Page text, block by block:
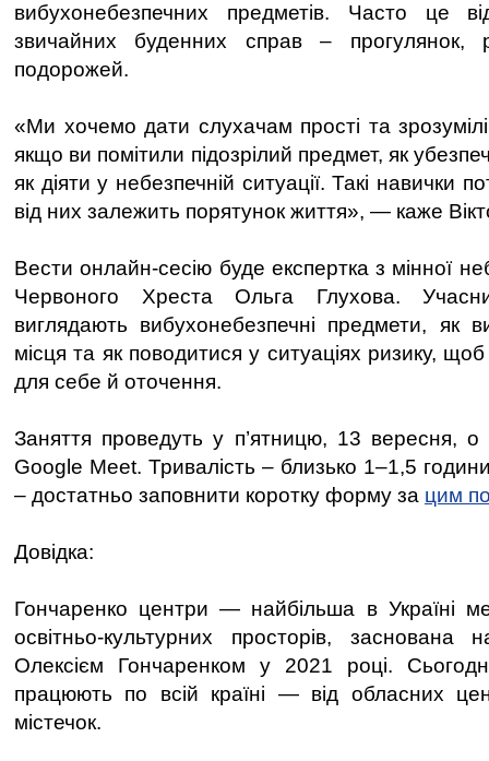
вибухонебезпечних предметів. Часто це
звичайних буденних справ –
подорожей.
«Ми хочемо дати слухачам прості та
якщо ви помітили підозрілий предмет, як
як діяти у небезпечній ситуації. Такі навички
від них залежить порятунок життя», — каже
Вести онлайн-сесію буде експертка з мінної
Червоного Хреста Ольга Глухова.
виглядають вибухонебезпечні предмети, як
місця та як поводитися у ситуаціях ризику, щоб
для себе й оточення.
Заняття проведуть у п’ятницю, 13 вересня,
Google Meet. Тривалість – близько 1–1,5
– достатньо заповнити коротку форму за цим
Довідка:
Гончаренко центри — найбільша в Україні
освітньо-культурних просторів, заснована
Олексієм Гончаренком у 2021 році.
працюють по всій країні — від обласних
містечок.